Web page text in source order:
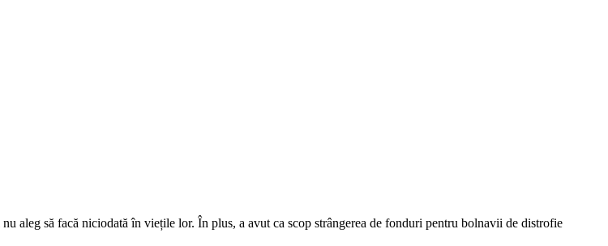
aleg să facă niciodată în viețile lor. În plus, a avut ca scop strângerea de fonduri pentru bolnavii de distrofie